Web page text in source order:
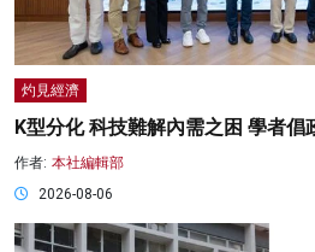
灼見經濟
K型分化 科技難解內需之困 學者倡
作者: 本社編輯部
2026-08-06